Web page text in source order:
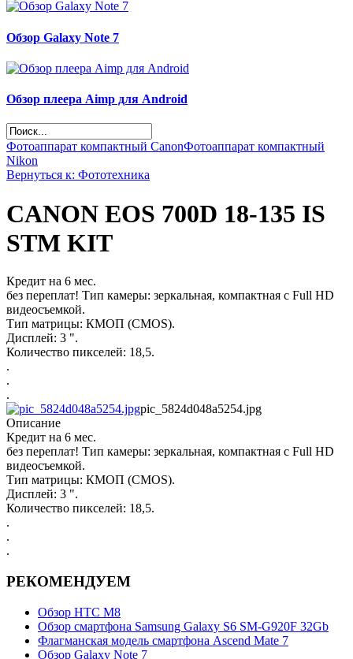
Обзор Galaxy Note 7
Обзор плеера Aimp для Android
Фотоаппарат компактный CanonФотоаппарат компактный
Nikon
Вернуться к: Фототехника
CANON EOS 700D 18-135 IS
STM KIT
Кредит на 6 мес.
без переплат! Тип камеры: зеркальная, компактная с Full HD
видеосъемкой.
Тип матрицы: КМОП (CMOS).
Дисплей: 3 ".
Количество пикселей: 18,5.
.
.
.
pic_5824d048a5254.jpg
Описание
Кредит на 6 мес.
без переплат! Тип камеры: зеркальная, компактная с Full HD
видеосъемкой.
Тип матрицы: КМОП (CMOS).
Дисплей: 3 ".
Количество пикселей: 18,5.
.
.
.
РЕКОМЕНДУЕМ
Обзор НТС М8
Обзор смартфона Samsung Galaxy S6 SM-G920F 32Gb
Флагманская модель смартфона Ascend Mate 7
Обзор Galaxy Note 7